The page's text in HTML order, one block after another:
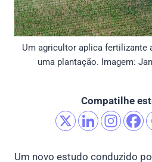
Um agricultor aplica fertilizante
uma plantação. Imagem:
Compatilhe
Um novo estudo conduzido